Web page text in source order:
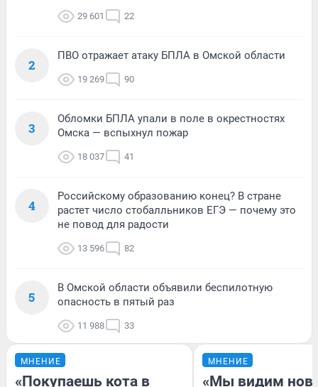
29 601 22
2
ПВО отражает атаку БПЛА в Омской области
19 269 90
3
Обломки БПЛА упали в поле в окрестностях
Омска — вспыхнул пожар
18 037 41
4
Российскому образованию конец? В стране
растет число стобалльников ЕГЭ — почему это
не повод для радости
13 596 82
5
В Омской области объявили беспилотную
опасность в пятый раз
11 988 33
МНЕНИЕ
«Покупаешь кота в
МНЕНИЕ
«Мы видим